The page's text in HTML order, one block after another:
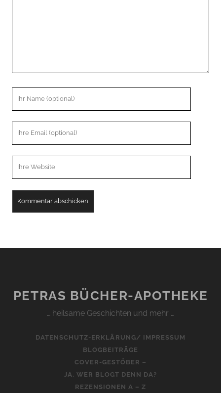
PETRAS BÜCHER-APOTHEKE
… heilsame Geschichten und mehr …
DATENSCHUTZ-ERKLÄRUNG/ IMPRESSUM
BLOGBEITRÄGE
COVER-GESTÖBER –
JA, WER BLOGT DENN DA?
REZENSIONEN A – Z